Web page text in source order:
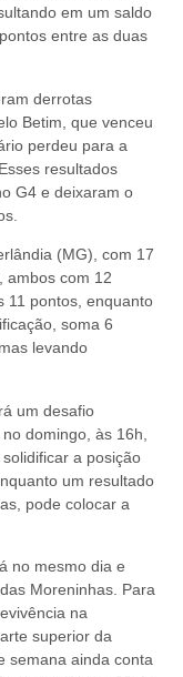
em um saldo
entre as duas
derrotas
Betim, que venceu
perdeu para a
resultados
G4 e deixaram o
(MG), com 17
ambos com 12
11 pontos, enquanto
soma 6
levando
um desafio
domingo, às 16h,
a posição
um resultado
pode colocar a
no mesmo dia e
Moreninhas. Para
na
superior da
semana ainda conta